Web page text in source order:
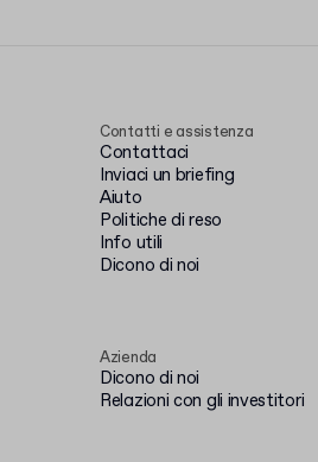
Contatti e assistenza
Contattaci
Inviaci un briefing
Aiuto
Politiche di reso
Info utili
Dicono di noi
Azienda
Dicono di noi
Relazioni con gli investitori